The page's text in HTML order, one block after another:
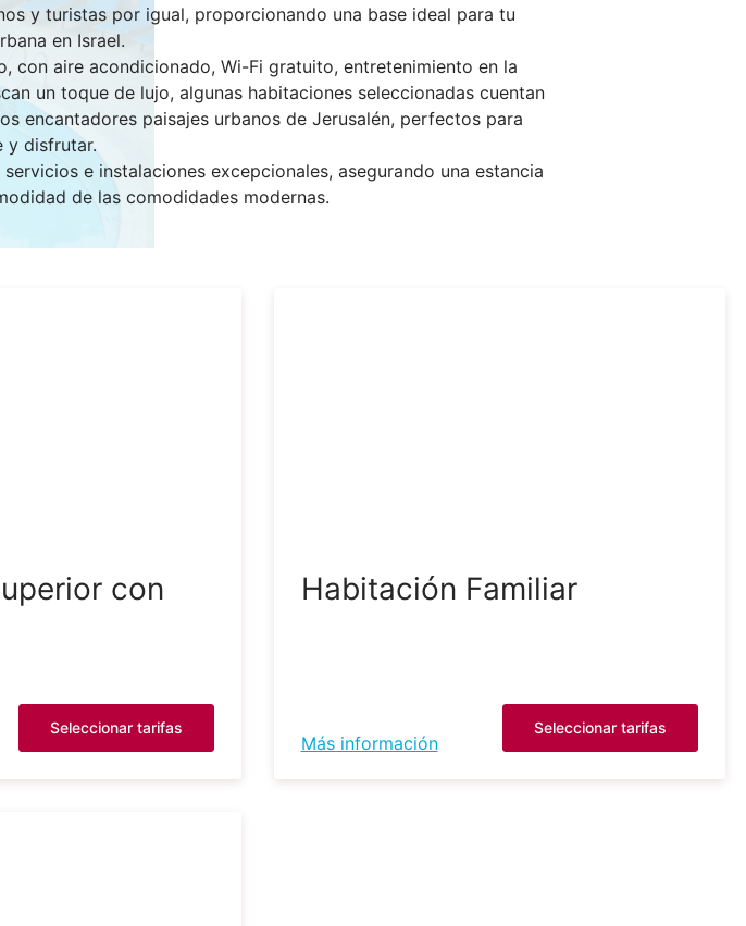
y turistas por igual, proporcionando una base ideal para tu
en Israel.
aire acondicionado, Wi-Fi gratuito, entretenimiento en la
un toque de lujo, algunas habitaciones seleccionadas cuentan
encantadores paisajes urbanos de Jerusalén, perfectos para
y disfrutar.
e instalaciones excepcionales, asegurando una estancia
de las comodidades modernas.
con
Seleccionar tarifas
Habitación Familiar
Más información
Seleccionar tarifas